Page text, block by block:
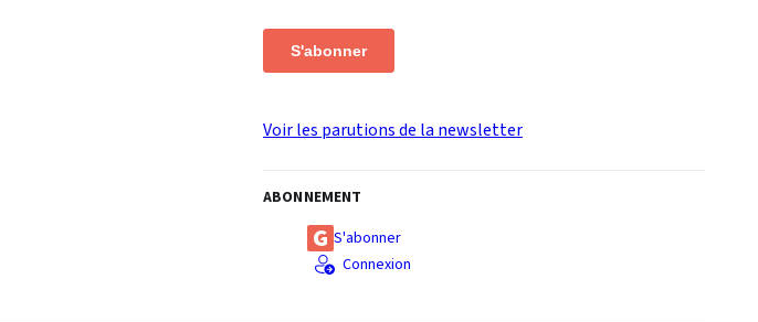
S'abonner
Voir les parutions de la newsletter
ABONNEMENT
S'abonner
Connexion